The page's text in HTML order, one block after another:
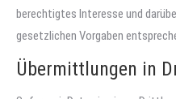
berechtigtes Interesse und
gesetzlichen Vorgaben
Übermittlungen in